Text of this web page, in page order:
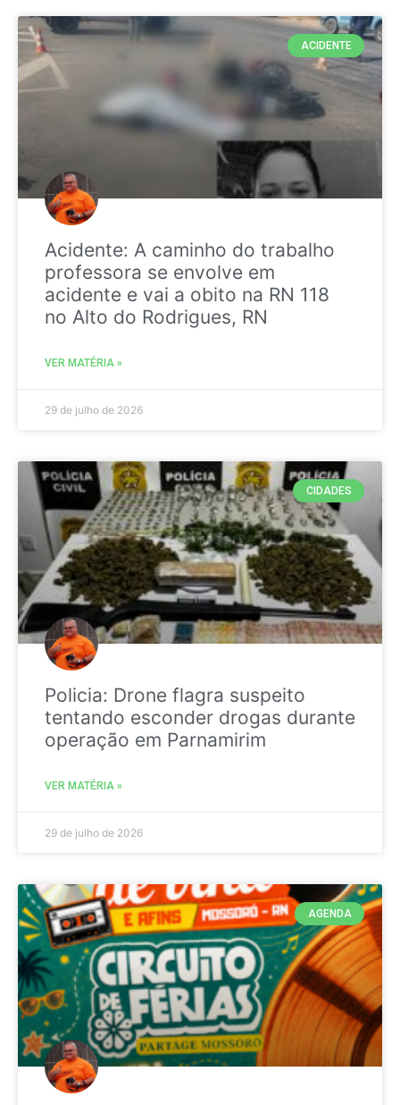
ACIDENTE
Acidente: A caminho do trabalho
professora se envolve em
acidente e vai a obito na RN 118
no Alto do Rodrigues, RN
VER MATÉRIA »
29 de julho de 2026
CIDADES
Policia: Drone flagra suspeito
tentando esconder drogas durante
operação em Parnamirim
VER MATÉRIA »
29 de julho de 2026
AGENDA